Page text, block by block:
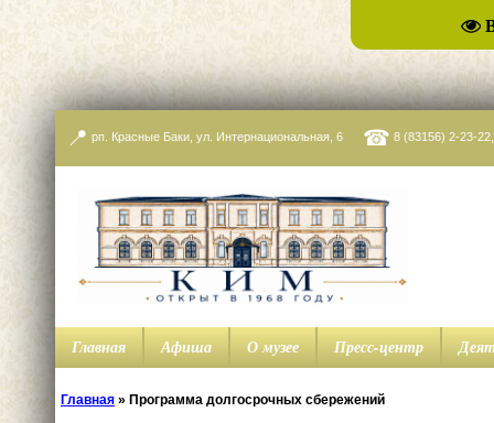
📍 рп. Красные Баки, ул. Интернациональная, 6 ☎ 8 (83156) 2-23-
Главная Афиша О музее Пресс-центр
Главная » Программа долгосрочных сбережений